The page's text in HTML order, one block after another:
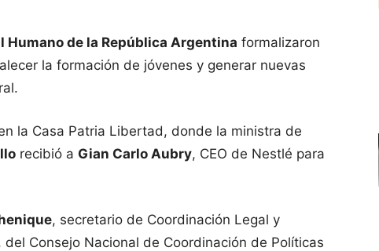
Humano de la República Argentina formalizaron
la formación de jóvenes y generar nuevas
la Casa Patria Libertad, donde la ministra de
recibió a Gian Carlo Aubry, CEO de Nestlé para
, secretario de Coordinación Legal y
del Consejo Nacional de Coordinación de Políticas